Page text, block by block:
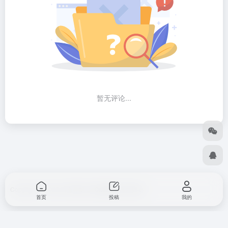
暂无评论...
Copyright © 2026 OneNav强力驱动
首页 投稿 我的